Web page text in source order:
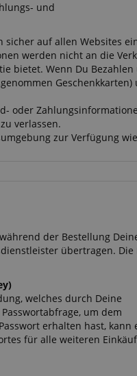
und
auf allen Websites
werden nicht an die
bietet. Wenn Du
oder
verlassen.
zur Verfügung
der Bestellung
übertragen. Die
welches durch Deine
um dem
erhalten hast, kann
für alle weiteren